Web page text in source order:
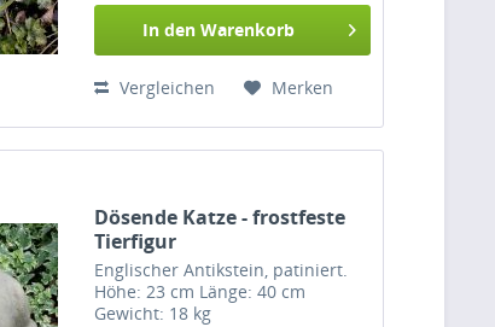
In den Warenkorb
Vergleichen Merken
Dösende Katze - frostfeste
Tierfigur
Englischer Antikstein, patiniert.
Höhe: 23 cm Länge: 40 cm
Gewicht: 18 kg